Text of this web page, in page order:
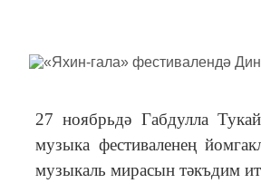
27 ноябрьдә Габдулла
музыка фестиваленең
музыкаль мирасын тәкъдим